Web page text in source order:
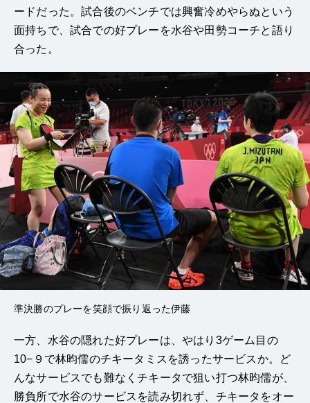
ードだった。試合後のベンチでは興奮冷めやらぬという
面持ちで、試合での好プレーを水谷や田勢コーチと語り
合った。
準決勝のプレーを笑顔で振り返った伊藤
一方、水谷の隠れた好プレーは、やはり3ゲーム目の
10−９で林昀儒のチキータミスを誘ったサービスか。ど
んなサービスでも難なくチキータで狙い打つ林昀儒が、
勝負所で水谷のサービスを読み切れず、チキータをオー